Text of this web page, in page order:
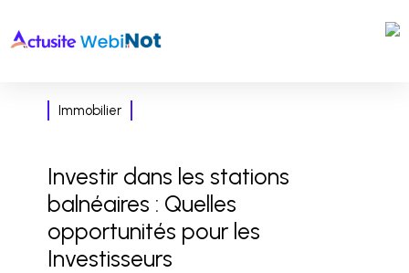
Immobilier
Investir dans les stations
balnéaires : Quelles
opportunités pour les
Investisseurs